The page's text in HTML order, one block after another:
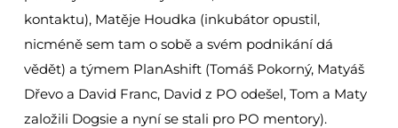
kontaktu), Matěje Houdka (inkubátor opustil,
nicméně sem tam o sobě a svém podnikání dá
vědět) a týmem PlanAshift (Tomáš Pokorný, Matyáš
Dřevo a David Franc, David z PO odešel, Tom a Maty
založili Dogsie a nyní se stali pro PO mentory).